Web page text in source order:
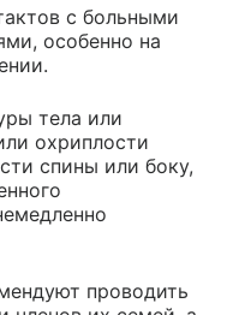
с больными
особенно на
тела или
охриплости
спины или боку,
проводить